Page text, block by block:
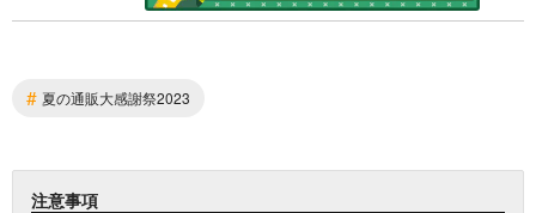
# 夏の通販大感謝祭2023
注意事項